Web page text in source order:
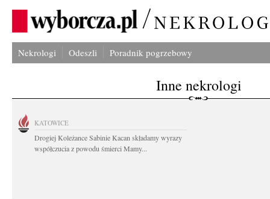
Nekrologi Odeszli Poradnik pogrzebowy
Inne nekrologi
KATOWICE
Drogiej Koleżance Sabinie Kacan składamy wyrazy
współczucia z powodu śmierci Mamy...